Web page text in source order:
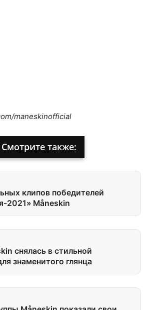
maneskinofficial
Смотрите также:
клипов победителей
2021» Måneskin
снялась в стильной
знаменитого глянца